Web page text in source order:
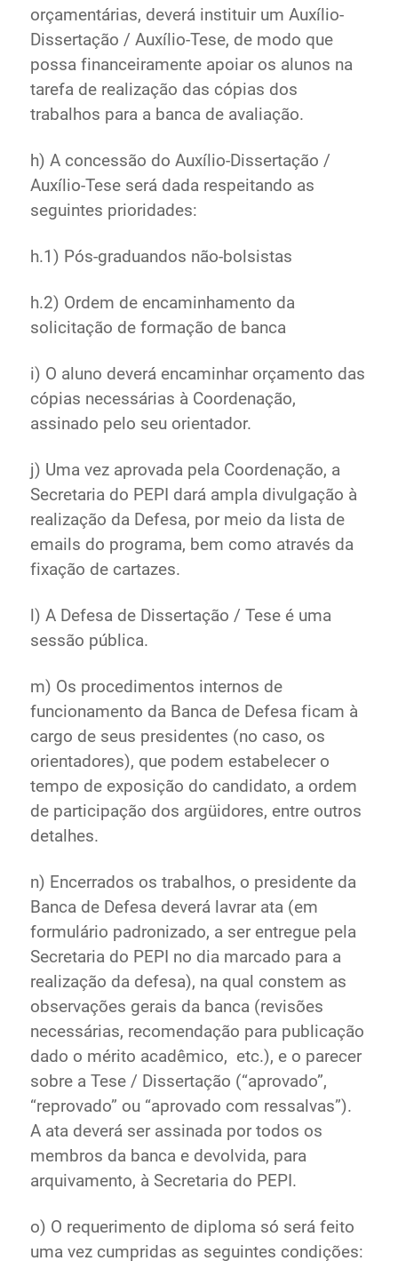
orçamentárias, deverá instituir um Auxílio-
Dissertação / Auxílio-Tese, de modo que
possa financeiramente apoiar os alunos na
tarefa de realização das cópias dos
trabalhos para a banca de avaliação.
h) A concessão do Auxílio-Dissertação /
Auxílio-Tese será dada respeitando as
seguintes prioridades:
h.1) Pós-graduandos não-bolsistas
h.2) Ordem de encaminhamento da
solicitação de formação de banca
i) O aluno deverá encaminhar orçamento das
cópias necessárias à Coordenação,
assinado pelo seu orientador.
j) Uma vez aprovada pela Coordenação, a
Secretaria do PEPI dará ampla divulgação à
realização da Defesa, por meio da lista de
emails do programa, bem como através da
fixação de cartazes.
l) A Defesa de Dissertação / Tese é uma
sessão pública.
m) Os procedimentos internos de
funcionamento da Banca de Defesa ficam à
cargo de seus presidentes (no caso, os
orientadores), que podem estabelecer o
tempo de exposição do candidato, a ordem
de participação dos argüidores, entre outros
detalhes.
n) Encerrados os trabalhos, o presidente da
Banca de Defesa deverá lavrar ata (em
formulário padronizado, a ser entregue pela
Secretaria do PEPI no dia marcado para a
realização da defesa), na qual constem as
observações gerais da banca (revisões
necessárias, recomendação para publicação
dado o mérito acadêmico, etc.), e o parecer
sobre a Tese / Dissertação (“aprovado”,
“reprovado” ou “aprovado com ressalvas”).
A ata deverá ser assinada por todos os
membros da banca e devolvida, para
arquivamento, à Secretaria do PEPI.
o) O requerimento de diploma só será feito
uma vez cumpridas as seguintes condições: